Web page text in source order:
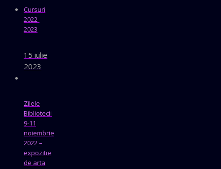
Cursuri
2022-
2023
15 iulie
2023
Zilele
Bibliotecii
9-11
noiembrie
2022 –
expozitie
de arta